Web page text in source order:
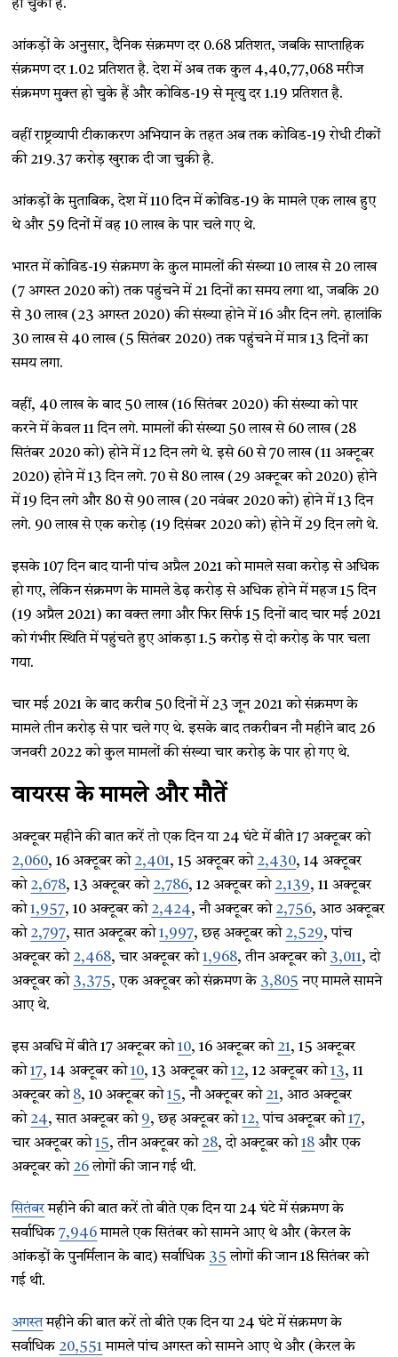
हो चुकी है.
आंकड़ों के अनुसार, दैनिक संक्रमण दर 0.68 प्रतिशत, जबकि साप्ताहिक
संक्रमण दर 1.02 प्रतिशत है. देश में अब तक कुल 4,40,77,068 मरीज
संक्रमण मुक्त हो चुके हैं और कोविड-19 से मृत्यु दर 1.19 प्रतिशत है.
वहीं राष्ट्रव्यापी टीकाकरण अभियान के तहत अब तक कोविड-19 रोधी टीकों
की 219.37 करोड़ खुराक दी जा चुकी है.
आंकड़ों के मुताबिक, देश में 110 दिन में कोविड-19 के मामले एक लाख हुए
थे और 59 दिनों में वह 10 लाख के पार चले गए थे.
भारत में कोविड-19 संक्रमण के कुल मामलों की संख्या 10 लाख से 20 लाख
(7 अगस्त 2020 को) तक पहुंचने में 21 दिनों का समय लगा था, जबकि 20
से 30 लाख (23 अगस्त 2020) की संख्या होने में 16 और दिन लगे. हालांकि
30 लाख से 40 लाख (5 सितंबर 2020) तक पहुंचने में मात्र 13 दिनों का
समय लगा.
वहीं, 40 लाख के बाद 50 लाख (16 सितंबर 2020) की संख्या को पार
करने में केवल 11 दिन लगे. मामलों की संख्या 50 लाख से 60 लाख (28
सितंबर 2020 को) होने में 12 दिन लगे थे. इसे 60 से 70 लाख (11 अक्टूबर
2020) होने में 13 दिन लगे. 70 से 80 लाख (29 अक्टूबर को 2020) होने
में 19 दिन लगे और 80 से 90 लाख (20 नवंबर 2020 को) होने में 13 दिन
लगे. 90 लाख से एक करोड़ (19 दिसंबर 2020 को) होने में 29 दिन लगे थे.
इसके 107 दिन बाद यानी पांच अप्रैल 2021 को मामले सवा करोड़ से अधिक
हो गए, लेकिन संक्रमण के मामले डेढ़ करोड़ से अधिक होने में महज 15 दिन
(19 अप्रैल 2021) का वक्त लगा और फिर सिर्फ 15 दिनों बाद चार मई 2021
को गंभीर स्थिति में पहुंचते हुए आंकड़ा 1.5 करोड़ से दो करोड़ के पार चला
गया.
चार मई 2021 के बाद करीब 50 दिनों में 23 जून 2021 को संक्रमण के
मामले तीन करोड़ से पार चले गए थे. इसके बाद तकरीबन नौ महीने बाद 26
जनवरी 2022 को कुल मामलों की संख्या चार करोड़ के पार हो गए थे.
वायरस के मामले और मौतें
अक्टूबर महीने की बात करें तो एक दिन या 24 घंटे में बीते 17 अक्टूबर को
2,060, 16 अक्टूबर को 2,401, 15 अक्टूबर को 2,430, 14 अक्टूबर
को 2,678, 13 अक्टूबर को 2,786, 12 अक्टूबर को 2,139, 11 अक्टूबर
को1,957, 10 अक्टूबर को 2,424, नौ अक्टूबर को 2,756, आठ अक्टूबर
को 2,797, सात अक्टूबर को1,997, छह अक्टूबर को 2,529, पांच
अक्टूबर को 2,468, चार अक्टूबर को1,968, तीन अक्टूबर को 3,011, दो
अक्टूबर को 3,375, एक अक्टूबर को संक्रमण के 3,805 नए मामले सामने
आए थे.
इस अवधि में बीते 17 अक्टूबर को10, 16 अक्टूबर को 21, 15 अक्टूबर
को17, 14 अक्टूबर को10, 13 अक्टूबर को12, 12 अक्टूबर को13, 11
अक्टूबर को 8, 10 अक्टूबर को15, नौ अक्टूबर को 21, आठ अक्टूबर
को 24, सात अक्टूबर को 9, छह अक्टूबर को12, पांच अक्टूबर को17,
चार अक्टूबर को15, तीन अक्टूबर को 28, दो अक्टूबर को18 और एक
अक्टूबर को 26लोगों की जान गई थी.
सितंबरमहीने की बात करें तो बीते एक दिन या 24 घंटे में संक्रमण के
सर्वाधिक7,946मामले एक सितंबर को सामने आए थे और (केरल के
आंकड़ों के पुनर्मिलान के बाद) सर्वाधिक 35 लोगों की जान 18 सितंबर को
गई थी.
अगस्तमहीने की बात करें तो बीते एक दिन या 24 घंटे में संक्रमण के
सर्वाधिक 20,551मामले पांच अगस्त को सामने आए थे और (केरल के